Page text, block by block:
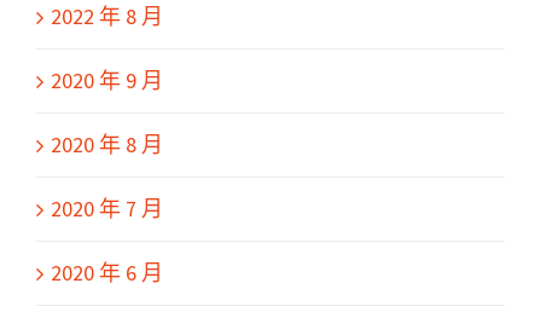
2022 年 8 月
2020 年 9 月
2020 年 8 月
2020 年 7 月
2020 年 6 月